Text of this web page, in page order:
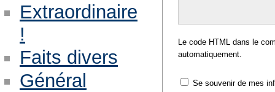
Le code HTML dans le
automatiquement.
Se souvenir de mes
Extraordinaire
!
Faits divers
Général